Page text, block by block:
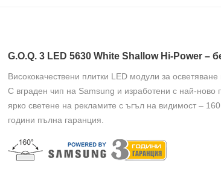
G.O.Q. 3 LED 5630 White Shallow Hi-Power –
Висококачествени плитки LED модули за
С вграден чип на Samsung и изработени с най-ново
ярко светене на рекламите с ъгъл на видимост –
години пълна гаранция.